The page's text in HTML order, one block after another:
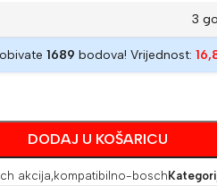
3
1689 bodova! Vrijednost:
DODAJ U KOŠARICU
akcija,kompatibilno-bosch